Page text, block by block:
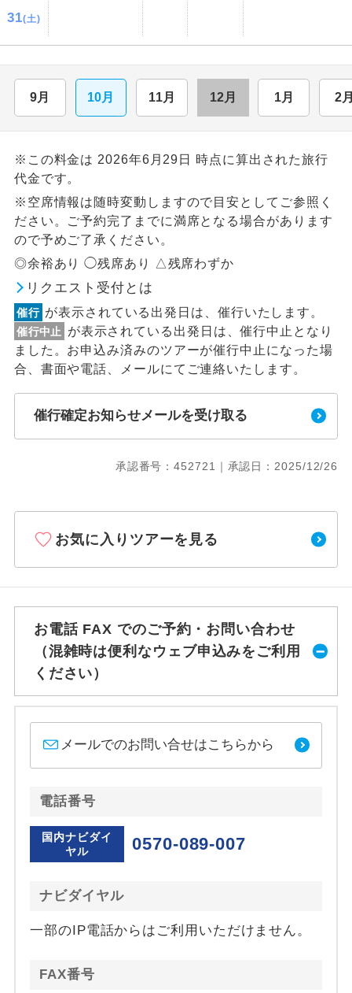
31(土)
9月 10月 11月 12月 1月 2
※この料金は 2026年6月29日 時点に算出された旅行
代金です。
※空席情報は随時変動しますので目安としてご参照く
ださい。ご予約完了までに満席となる場合があります
ので予めご了承ください。
◎余裕あり ◯残席あり △残席わずか
リクエスト受付とは
催行 が表示されている出発日は、催行いたします。
催行中止
が表示されている出発日は、催行中止となり
ました。お申込み済みのツアーが催行中止になった場
合、書面や電話、メールにてご連絡いたします。
催行確定お知らせメールを受け取る
承認番号：452721｜承認日：2025/12/26
お気に入りツアーを見る
お電話 FAX でのご予約・お問い合わせ
（混雑時は便利なウェブ申込みをご利用
ください）
メールでのお問い合せはこちらから
電話番号
国内ナビダイ
ヤル
0570-089-007
ナビダイヤル
一部のIP電話からはご利用いただけません。
FAX番号